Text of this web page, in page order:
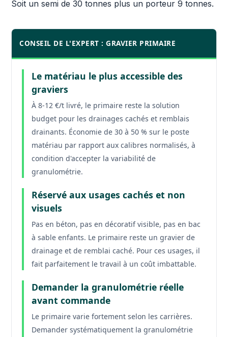
Soit un semi de 30 tonnes plus un porteur 9 tonnes.
CONSEIL DE L'EXPERT : GRAVIER PRIMAIRE
Le matériau le plus accessible des
graviers
À 8-12 €/t livré, le primaire reste la solution
budget pour les drainages cachés et remblais
drainants. Économie de 30 à 50 % sur le poste
matériau par rapport aux calibres normalisés, à
condition d'accepter la variabilité de
granulométrie.
Réservé aux usages cachés et non
visuels
Pas en béton, pas en décoratif visible, pas en bac
à sable enfants. Le primaire reste un gravier de
drainage et de remblai caché. Pour ces usages, il
fait parfaitement le travail à un coût imbattable.
Demander la granulométrie réelle
avant commande
Le primaire varie fortement selon les carrières.
Demander systématiquement la granulométrie